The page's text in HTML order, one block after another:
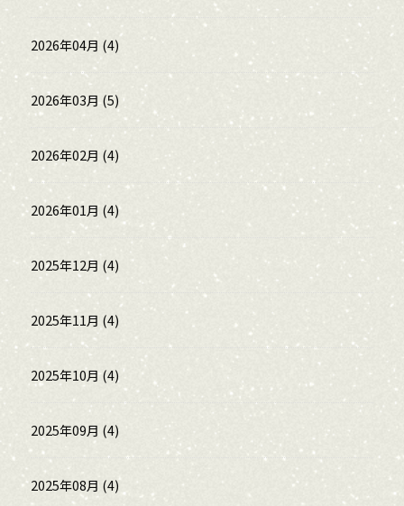
2026年04月 (4)
2026年03月 (5)
2026年02月 (4)
2026年01月 (4)
2025年12月 (4)
2025年11月 (4)
2025年10月 (4)
2025年09月 (4)
2025年08月 (4)